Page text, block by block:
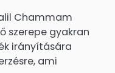
Chammam
szerepe gyakran
irányítására
ami